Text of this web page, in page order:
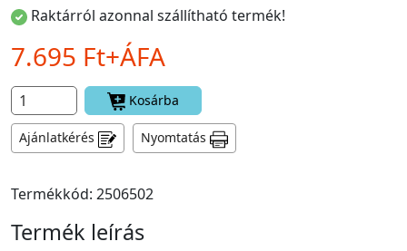
Raktárról azonnal szállítható termék!
7.695 Ft+ÁFA
Kosárba
Ajánlatkérés Nyomtatás
Termékkód: 2506502
Termék leírás